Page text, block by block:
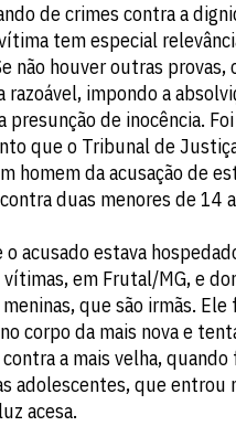
de crimes contra a
tem especial
não houver outras provas,
razoável, impondo a
presunção de inocência.
que o Tribunal de
homem da acusação de
duas menores de 14
acusado estava
em Frutal/MG, e
que são irmãs. Ele
corpo da mais nova e
a mais velha,
adolescentes, que entrou
acesa.